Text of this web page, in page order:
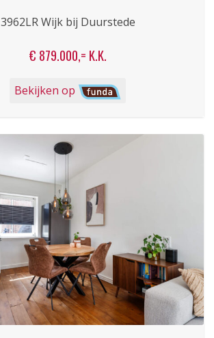
3962LR Wijk bij Duurstede
€ 879.000,= K.K.
Bekijken op